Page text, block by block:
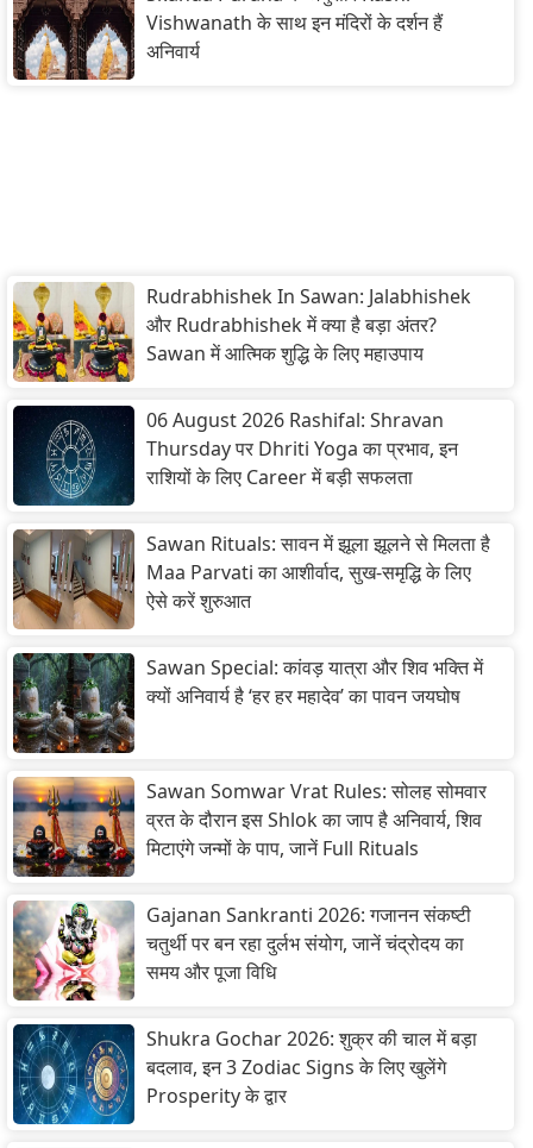
Vishwanath के साथ इन मंदिरों के दर्शन हैं
अनिवार्य
Rudrabhishek In Sawan: Jalabhishek
और Rudrabhishek में क्या है बड़ा अंतर?
Sawan में आत्मिक शुद्धि के लिए महाउपाय
06 August 2026 Rashifal: Shravan
Thursday पर Dhriti Yoga का प्रभाव, इन
राशियों के लिए Career में बड़ी सफलता
Sawan Rituals: सावन में झूला झूलने से मिलता है
Maa Parvati का आशीर्वाद, सुख-समृद्धि के लिए
ऐसे करें शुरुआत
Sawan Special: कांवड़ यात्रा और शिव भक्ति में
क्यों अनिवार्य है ‘हर हर महादेव’ का पावन जयघोष
Sawan Somwar Vrat Rules: सोलह सोमवार
व्रत के दौरान इस Shlok का जाप है अनिवार्य, शिव
मिटाएंगे जन्मों के पाप, जानें Full Rituals
Gajanan Sankranti 2026: गजानन संकष्टी
चतुर्थी पर बन रहा दुर्लभ संयोग, जानें चंद्रोदय का
समय और पूजा विधि
Shukra Gochar 2026: शुक्र की चाल में बड़ा
बदलाव, इन 3 Zodiac Signs के लिए खुलेंगे
Prosperity के द्वार